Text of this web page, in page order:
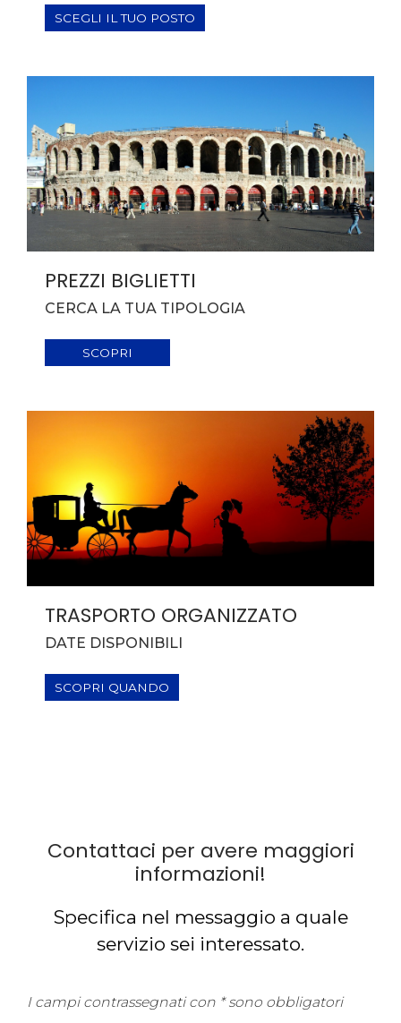
SCEGLI IL TUO POSTO
PREZZI BIGLIETTI
CERCA LA TUA TIPOLOGIA
SCOPRI
TRASPORTO ORGANIZZATO
DATE DISPONIBILI
SCOPRI QUANDO
Contattaci per avere maggiori
informazioni!
Specifica nel messaggio a quale
servizio sei interessato.
I campi contrassegnati con * sono obbligatori